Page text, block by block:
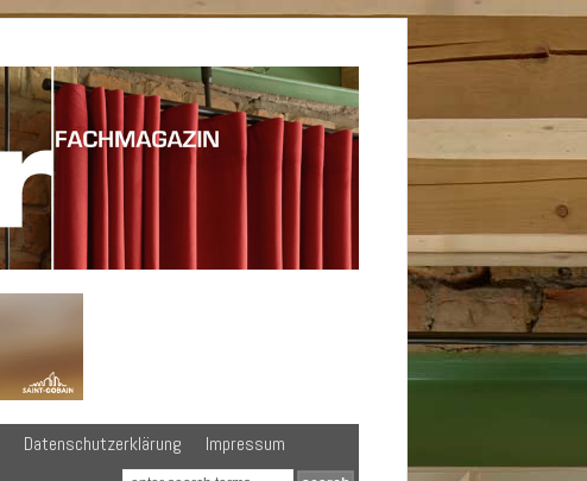
Datenschutzerklärung Impressum